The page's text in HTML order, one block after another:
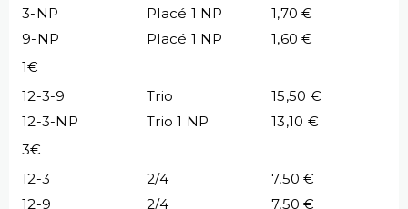
3-NP
Placé 1 NP
1,70 €
9-NP
Placé 1 NP
1,60 €
1€
12-3-9
Trio
15,50 €
12-3-NP
Trio 1 NP
13,10 €
3€
12-3
2/4
7,50 €
12-9
2/4
7,50 €